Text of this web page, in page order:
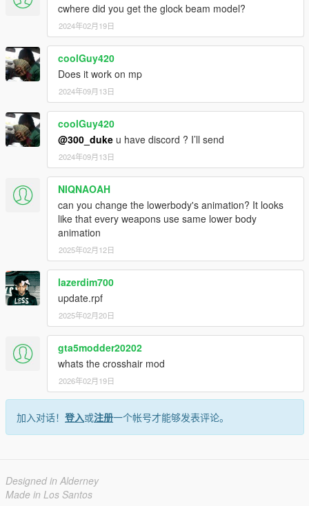
cwhere did you get the glock beam model?
2024年02月19日
coolGuy420
Does it work on mp
2024年09月13日
coolGuy420
@300_duke u have discord ? I’ll send
2024年09月13日
NIQNAOAH
can you change the lowerbody's animation? It looks
like that every weapons use same lower body
animation
2025年02月12日
lazerdim700
update.rpf
2025年02月20日
gta5modder20202
whats the crosshair mod
2026年02月19日
加入对话！ 登入或注册一个帐号才能够发表评论。
Designed in Alderney
Made in Los Santos